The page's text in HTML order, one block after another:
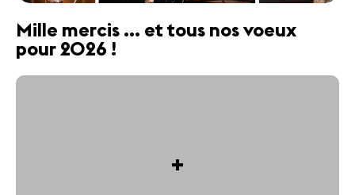
Mille mercis ... et tous nos voeux
pour 2026 !
+